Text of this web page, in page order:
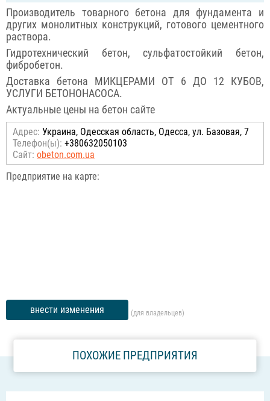
Производитель товарного бетона для фундамента и
других монолитных конструкций, готового цементного
раствора.
Гидротехнический бетон, сульфатостойкий бетон,
фибробетон.
Доставка бетона МИКЦЕРАМИ ОТ 6 ДО 12 КУБОВ,
УСЛУГИ БЕТОНОНАСОСА.
Актуальные цены на бетон сайте
Адрес: Украина, Одесская область, Одесса, ул. Базовая, 7
Телефон(ы): +380632050103
Сайт: obeton.com.ua
Предприятие на карте:
внести изменения (для владельцев)
ПОХОЖИЕ ПРЕДПРИЯТИЯ